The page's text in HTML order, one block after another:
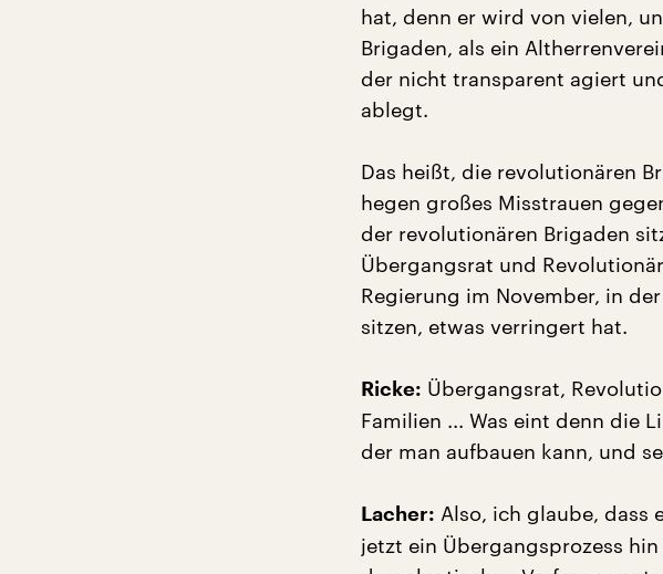
hat, denn er wird von vielen,
Brigaden, als ein
der nicht transparent agiert
ablegt.
Das heißt, die revolutionären
hegen großes Misstrauen
der revolutionären Brigaden
Übergangsrat und
Regierung im November, in
sitzen, etwas verringert hat.
Ricke: Übergangsrat,
Familien ... Was eint denn die
der man aufbauen kann, und
Lacher: Also, ich glaube, dass
jetzt ein Übergangsprozess